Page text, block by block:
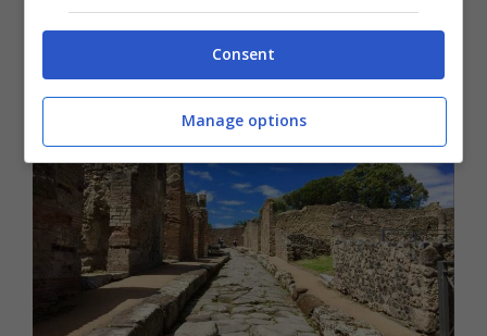
dove ammirare le vette altissime e i
Consent
Manage options